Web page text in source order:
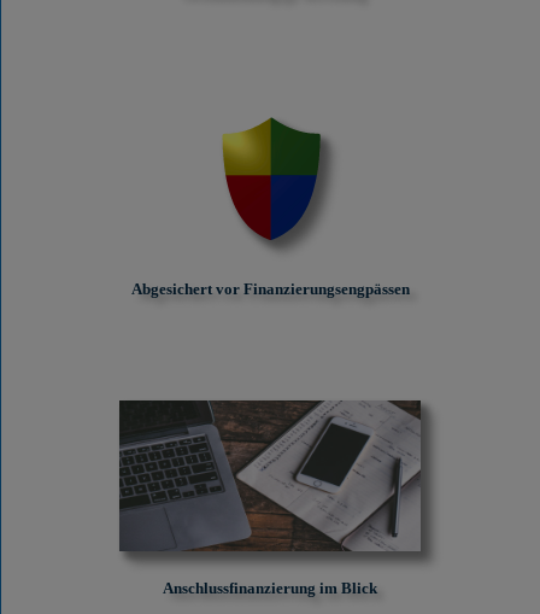
Abgesichert vor Finanzierungs­engpässen
Anschlussfinanzierung im Blick